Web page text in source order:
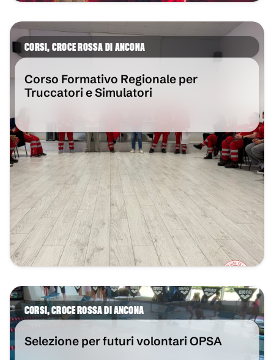
CORSI,CROCE ROSSA DI ANCONA
Corso Formativo Regionale per
Truccatori e Simulatori
CORSI,CROCE ROSSA DI ANCONA
Selezione per futuri volontari OPSA